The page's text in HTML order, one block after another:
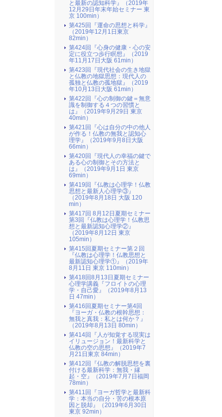
と最新の認知科学』（2019年
12月29日年末年始セミナー 東
京 100min）
第425回『運命の思想と科学』
（2019年12月1日東京
82min）
第424回『心身の健康・心の安
定に役立つ歩行瞑想』（2019
年11月17日大阪 61min）
第423回『現代社会の生き地獄
と仏教の地獄思想：現代人の
孤独と仏教の孤地獄』（2019
年10月13日大阪 61min）
第422回『心の制御の鍵＝無意
識を制御する４つの習慣と
は』（2019年9月29日 東京
40min）
第421回『心は自分の中の他人
が作る！仏教の無我と認知心
理学』（2019年9月8日大阪
66min）
第420回『現代人の幸福の鍵で
ある心の制御とその方法と
は』（2019年9月1日 東京
69min）
第419回『仏教は心理学！仏教
思想と最新人心理学③』
（2019年8月18日 大阪 120
min）
第417回 8月12日夏期セミナー
第3回『仏教は心理学！仏教思
想と最新認知心理学②』
（2019年8月12日 東京
105min）
第415回夏期セミナー第２回
『仏教は心理学！仏教思想と
最新認知心理学①』（2019年
8月11日 東京 110min）
第418回8月13日夏期セミナー
心理学講義『フロイトの心理
学・自己愛』（2019年8月13
日 47min）
第416回夏期セミナー第4回
『ヨーガ・仏教の根幹思想：
無我と真我：私とは何か？』
（2019年8月13日 80min）
第414回『人が知覚する現実は
イリュージョン！最新科学と
仏教の空の思想』（2019年7
月21日東京 84min）
第412回『仏教の解脱思想を裏
付ける最新科学：無我・縁
起・空』（2019年7月7日福岡
78min）
第411回『ヨーガ哲学と最新科
学：本当の自分・苦の根本原
因と脱却』（2019年6月30日
東京 92min）